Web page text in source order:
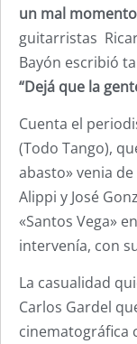
un mal
guitarristas
Bayón escribió
“Dejá que la
Cuenta el
(Todo Tango),
abasto» venia
Alippi y José
«Santos Vega»
intervenía, con
La casualidad
Carlos Gardel
cinematográfica